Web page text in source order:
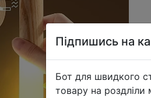
Підпишись на
Бот для швидкого
товару на роздліли